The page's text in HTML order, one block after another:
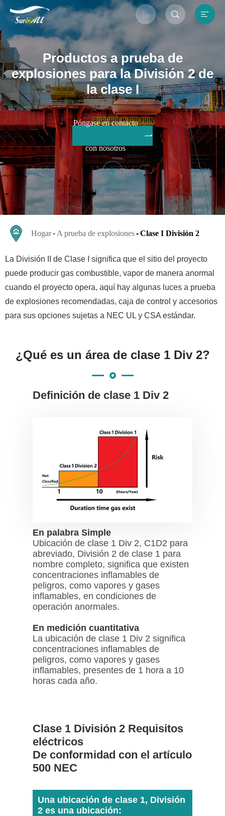
Es  
Productos a prueba de
explosiones para la División 2 de
la clase I
Póngase en contacto
con nosotros


Hogar A prueba de explosiones Clase I División 2
La División II de Clase I significa que el sitio del proyecto
puede producir gas combustible, vapor de manera anormal
cuando el proyecto opera, aquí hay algunas luces a prueba
de explosiones recomendadas, caja de control y accesorios
para sus opciones sujetas a NEC UL y CSA estándar.
¿Qué es un área de clase 1 Div 2?
Definición de clase 1 Div 2
En palabra Simple
Ubicación de clase 1 Div 2, C1D2 para
abreviado, División 2 de clase 1 para
nombre completo, significa que existen
concentraciones inflamables de
peligros, como vapores y gases
inflamables, en condiciones de
operación anormales.
En medición cuantitativa
La ubicación de clase 1 Div 2 significa
concentraciones inflamables de
peligros, como vapores y gases
inflamables, presentes de 1 hora a 10
horas cada año.
Clase 1 División 2 Requisitos
eléctricos
De conformidad con el artículo
500 NEC
Una ubicación de clase 1, División
2 es una ubicación: